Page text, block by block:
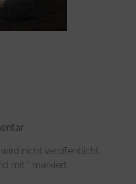
nicht veröffentlicht.
mit * markiert